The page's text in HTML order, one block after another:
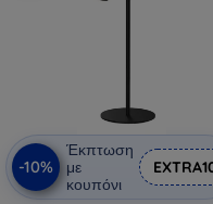
-10%
Έκπτωση
με
κουπόνι